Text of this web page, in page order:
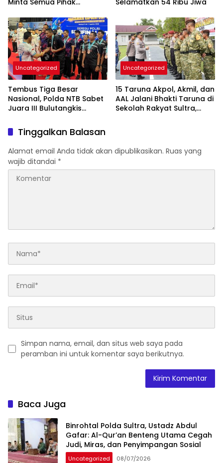
Kepastian Hukum
Uncategorized
Tembus Tiga Besar
Nasional, Polda NTB Sabet
Juara III Bulutangkis
Uncategorized
15 Taruna Akpol, Akmil, dan
AAL Jalani Bhakti Taruna di
Sekolah Rakyat Sultra,
Tinggalkan Balasan
Alamat email Anda tidak akan dipublikasikan. Ruas yang
wajib ditandai *
Simpan nama, email, dan situs web saya pada
peramban ini untuk komentar saya berikutnya.
Baca Juga
Binrohtal Polda Sultra, Ustadz Abdul
Gafar: Al-Qur’an Benteng Utama Cegah
Judi, Miras, dan Penyimpangan Sosial
Uncategorized 08/07/2026